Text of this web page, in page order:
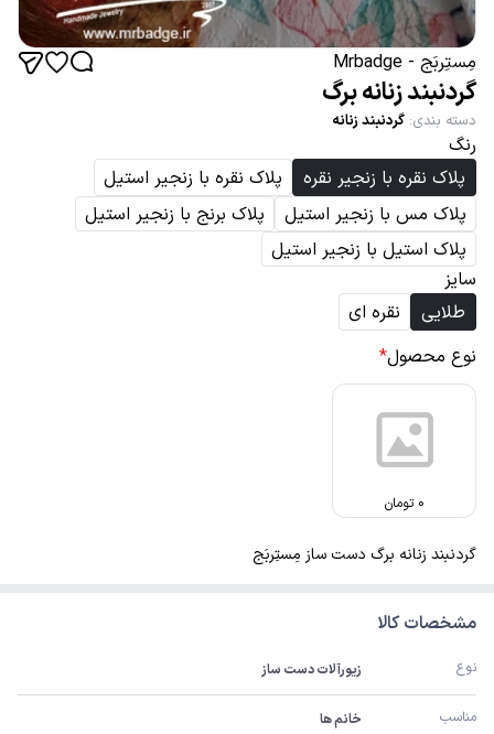
مِستِربَج - Mrbadge
گردنبند زنانه برگ
دسته بندی: گردنبند زنانه
رنگ
پلاک نقره با زنجیر نقره
پلاک نقره با زنجیر استیل
پلاک مس با زنجیر استیل
پلاک برنج با زنجیر استیل
پلاک استیل با زنجیر استیل
سایز
طلایی
نقره ای
نوع محصول*
0 تومان
گردنبند زنانه برگ دست ساز مِستِربَج
مشخصات کالا
نوع زیورآلات دست ساز
مناسب خانم ها